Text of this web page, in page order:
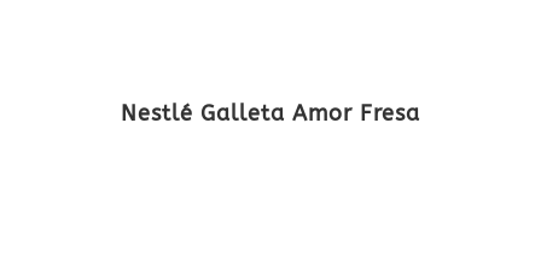
Nestlé Galleta Amor Fresa